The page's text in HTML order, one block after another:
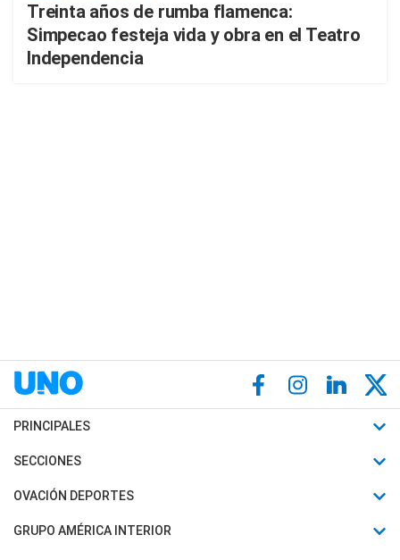
Treinta años de rumba flamenca:
Simpecao festeja vida y obra en el Teatro
Independencia
PRINCIPALES
Últimas Noticias
Política
SECCIONES
Horóscopo
Motores
OVACIÓN DEPORTES
Fútbol
GRUPO AMÉRICA INTERIOR